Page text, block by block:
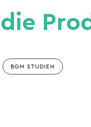
die
BGM STUDIEN